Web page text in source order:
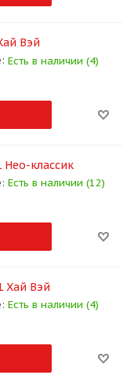
Вэй
Есть в наличии (4)
Нео-классик
Есть в наличии (12)
Хай Вэй
Есть в наличии (4)